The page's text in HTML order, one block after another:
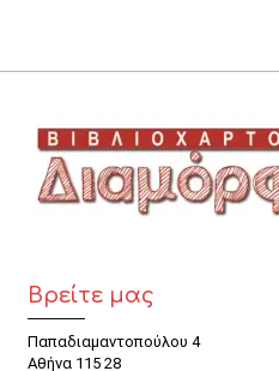
Βρείτε μας
Παπαδιαμαντοπούλου 4
Αθήνα 115 28